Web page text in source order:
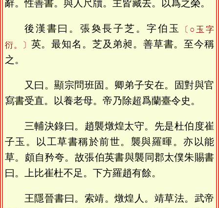
辭。性善書。與人尺牘。主皆藏去。以爲之榮。
後漢書曰。張奐長子芝。字伯玉
〔○玉字
衍。〕 英。最知名。芝及弟昶。善草書。至今稱
之。
又曰。顯宗問班固。卿弟子安在。固對與官
寫書受直。以養老母。帝乃除超爲蘭臺令史。
三輔決錄曰。趙襲燉煌太守。先是杜伯度崔
子玉。以工草書稱於前世。襲與羅暉。亦以能
草。頗自矜夸。故張伯英書與襲同郡太僕朱賜書
曰。上比崔杜不足。下方羅趙有餘。
王隱晉書曰。索靖。燉煌人。靖草法。武帝